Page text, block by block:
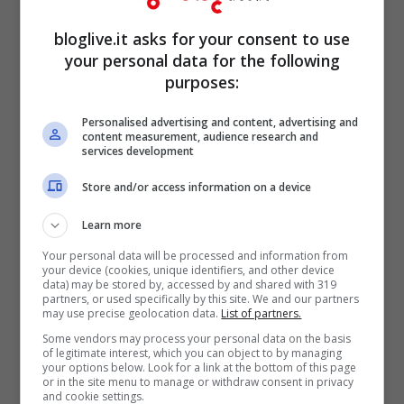
riuscite a entrare nel cuore degli italiani
come, invece, è successo come le loro
amate colleghe Maddalena Corvaglia ed
giugno 2002).
bloglive.it asks for your consent to use
your personal data for the following
purposes:
Personalised advertising and content, advertising and
content measurement, audience research and
services development
Store and/or access information on a device
Learn more
Your personal data will be processed and information from
your device (cookies, unique identifiers, and other device
data) may be stored by, accessed by and shared with 319
partners, or used specifically by this site. We and our partners
may use precise geolocation data. List of partners.
Some vendors may process your personal data on the basis
of legitimate interest, which you can object to by managing
your options below. Look for a link at the bottom of this page
or in the site menu to manage or withdraw consent in privacy
and cookie settings.